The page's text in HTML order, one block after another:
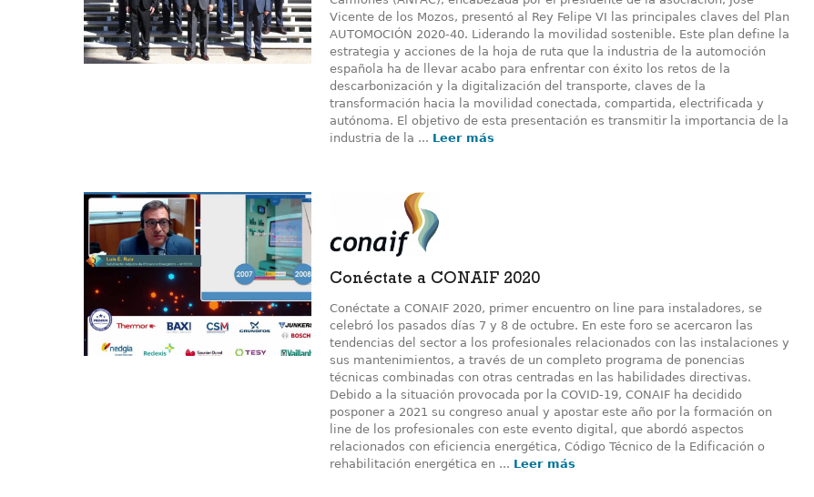
Vicente de los Mozos, presentó al Rey Felipe VI las principales claves del Plan
AUTOMOCIÓN 2020-40. Liderando la movilidad sostenible. Este plan define la
estrategia y acciones de la hoja de ruta que la industria de la automoción
española ha de llevar acabo para enfrentar con éxito los retos de la
descarbonización y la digitalización del transporte, claves de la
transformación hacia la movilidad conectada, compartida, electrificada y
autónoma. El objetivo de esta presentación es transmitir la importancia de la
industria de la ... Leer más
Conéctate a CONAIF 2020
Conéctate a CONAIF 2020, primer encuentro on line para instaladores, se
celebró los pasados días 7 y 8 de octubre. En este foro se acercaron las
tendencias del sector a los profesionales relacionados con las instalaciones y
sus mantenimientos, a través de un completo programa de ponencias
técnicas combinadas con otras centradas en las habilidades directivas.
Debido a la situación provocada por la COVID-19, CONAIF ha decidido
posponer a 2021 su congreso anual y apostar este año por la formación on
line de los profesionales con este evento digital, que abordó aspectos
relacionados con eficiencia energética, Código Técnico de la Edificación o
rehabilitación energética en ... Leer más